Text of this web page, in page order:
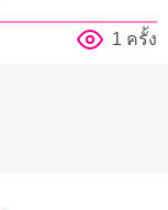
1 ครั้ง